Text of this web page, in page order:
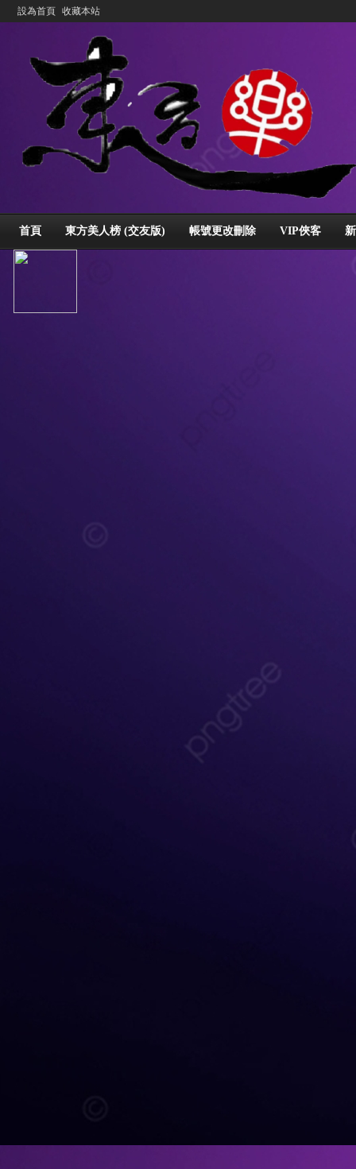
設為首頁 收藏本站
首頁 東方美人榜 (交友版) 帳號更改刪除 VIP俠客